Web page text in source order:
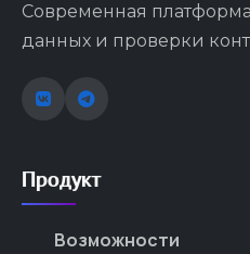
Современная
данных и проверки
Продукт
Возможности